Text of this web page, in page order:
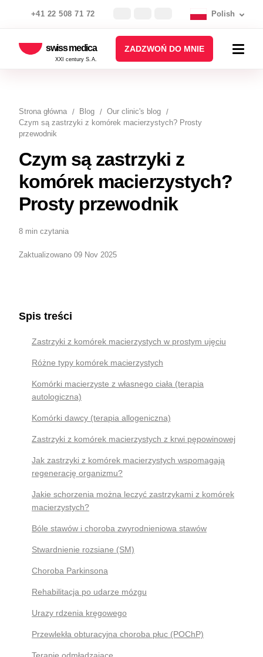
+41 22 508 71 72 Polish
swiss medica
XXI century S.A.
ZADZWOŃ DO MNIE
Strona główna Blog
Our clinic's blog
Czym są zastrzyki z komórek macierzystych? Prosty
przewodnik
Czym są zastrzyki z
komórek macierzystych?
Prosty przewodnik
8 min czytania
Zaktualizowano 09 Nov 2025
Spis treści
Zastrzyki z komórek macierzystych w prostym ujęciu
Różne typy komórek macierzystych
Komórki macierzyste z własnego ciała (terapia
autologiczna)
Komórki dawcy (terapia allogeniczna)
Zastrzyki z komórek macierzystych z krwi pępowinowej
Jak zastrzyki z komórek macierzystych wspomagają
regenerację organizmu?
Jakie schorzenia można leczyć zastrzykami z komórek
macierzystych?
Bóle stawów i choroba zwyrodnieniowa stawów
Stwardnienie rozsiane (SM)
Choroba Parkinsona
Rehabilitacja po udarze mózgu
Urazy rdzenia kręgowego
Przewlekła obturacyjna choroba płuc (POChP)